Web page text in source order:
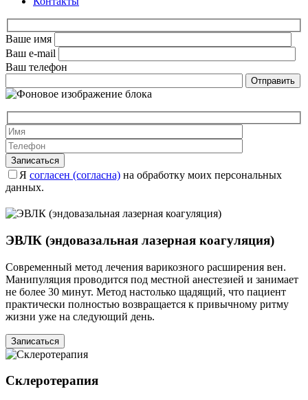
Ваше имя
Ваш e-mail
Ваш телефон
Я согласен (согласна) на обработку моих персональных
данных.
ЭВЛК (эндовазальная лазерная коагуляция)
Современный метод лечения варикозного расширения вен.
Манипуляция проводится под местной анестезией и занимает
не более 30 минут. Метод настолько щадящий, что пациент
практически полностью возвращается к привычному ритму
жизни уже на следующий день.
Записаться
Склеротерапия